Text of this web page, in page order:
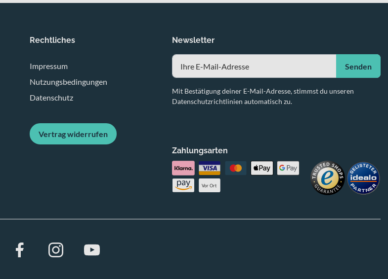
Rechtliches
Impressum
Nutzungsbedingungen
Datenschutz
Vertrag widerrufen
Newsletter
Senden
Mit Bestätigung deiner E-Mail-Adresse, stimmst du unseren
Datenschutzrichtlinien automatisch zu.
Zahlungsarten
Vor Ort